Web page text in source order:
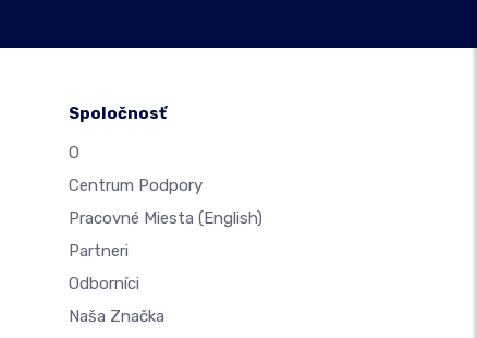
Spoločnosť
O
Centrum Podpory
Pracovné Miesta (English)
Partneri
Odborníci
Naša Značka